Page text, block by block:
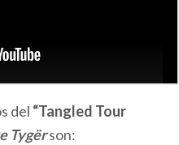
del “Tangled Tour
Tygërson: